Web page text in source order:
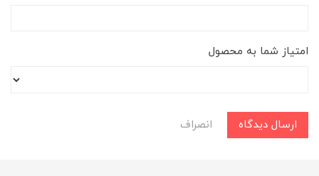
امتیاز شما به محصول
ارسال دیدگاه انصراف